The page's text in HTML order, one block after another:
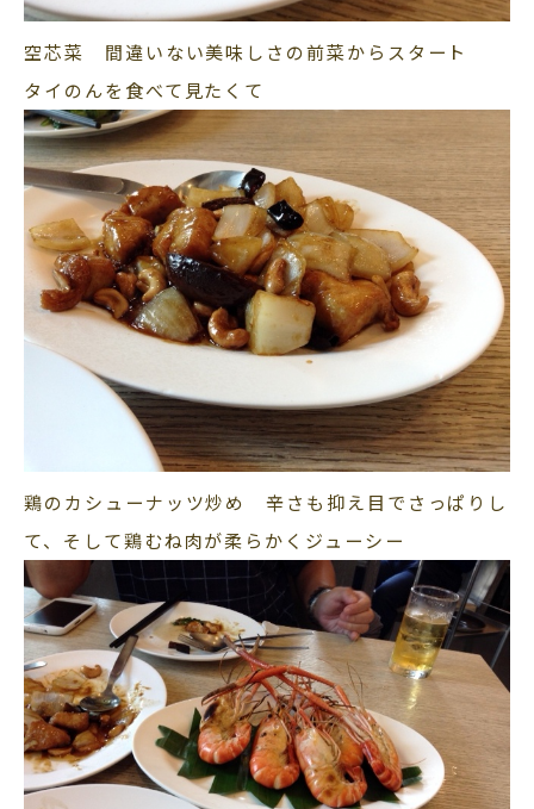
空芯菜 間違いない美味しさの前菜からスタート
タイのんを食べて見たくて
鶏のカシューナッツ炒め 辛さも抑え目でさっぱりし
て、そして鶏むね肉が柔らかくジューシー